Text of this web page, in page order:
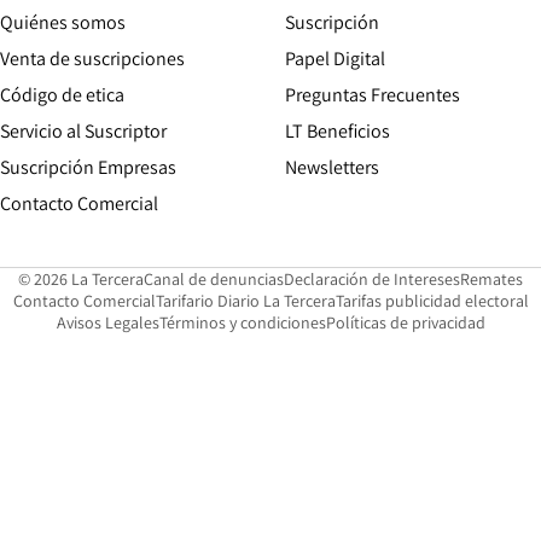
Quiénes somos
Venta de suscripciones
Código de etica Opens in new window
Servicio al Suscriptor
Suscripción Empresas
Contacto Comercial
Suscripción
Papel Digital
Preguntas Frecuentes
LT Beneficios
Newsletters
© 2026 La TerceraCanal de denunciasOpens in new window
Declaración de InteresesOpens in
Remates
Contacto ComercialOpens in new window
Tarifario Diario La TerceraOpens in new window
Tarifas publicidad electoral
Avisos LegalesOpens in new window
Términos y condicionesPolíticas de privacidad